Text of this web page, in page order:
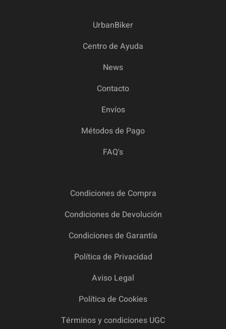
UrbanBiker
Centro de Ayuda
News
Contacto
Envíos
Métodos de Pago
FAQ's
Condiciones de Compra
Condiciones de Devolución
Condiciones de Garantía
Política de Privacidad
Aviso Legal
Política de Cookies
Términos y condiciones UGC